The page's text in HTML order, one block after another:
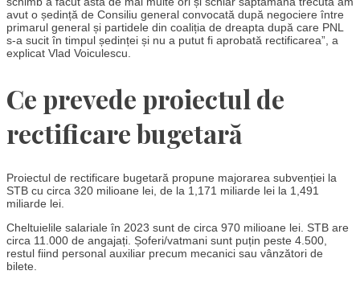
avut o ședință de Consiliu general convocată după negociere între
primarul general și partidele din coaliția de dreapta după care PNL
s-a sucit în timpul ședinței și nu a putut fi aprobată rectificarea”, a
explicat Vlad Voiculescu.
Ce prevede proiectul de
rectificare bugetară
Proiectul de rectificare bugetară propune majorarea subvenției la
STB cu circa 320 milioane lei, de la 1,171 miliarde lei la 1,491
miliarde lei.
Cheltuielile salariale în 2023 sunt de circa 970 milioane lei. STB are
circa 11.000 de angajați. Șoferi/vatmani sunt puțin peste 4.500,
restul fiind personal auxiliar precum mecanici sau vânzători de
bilete.